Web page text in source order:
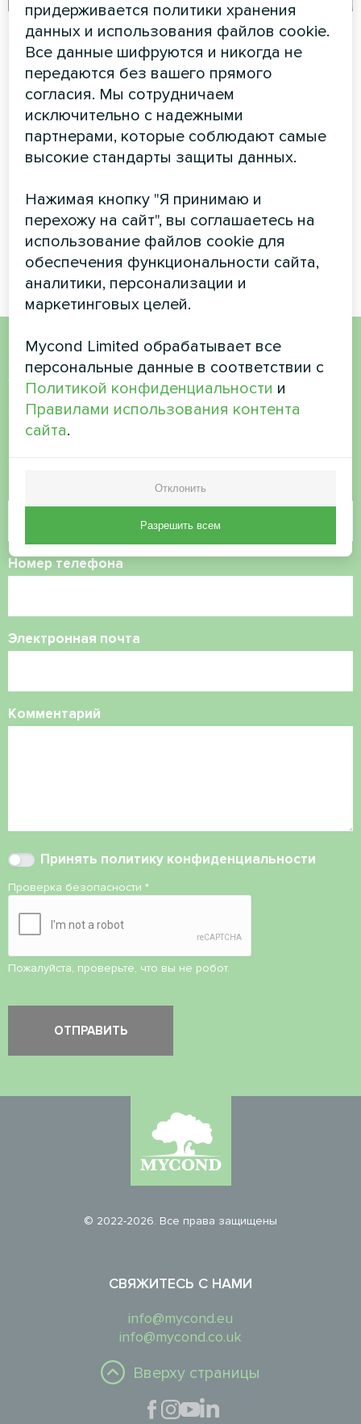
Частный дом
Художественное
оформление
вентиляторного доводчика
серии Glass
Отдельная вилла с
тепловыми
насосами Mycond
Split BeeHeat MHS-
U14BH
Тепловые насосы MyCond
эффективный климат-
контроль с помощью
передовых технологий
отопления и охлаждения.
Хотите купить или у вас
есть вопросы?
Номер телефона
Электронная почта
Комментарий
Принять политику конфиденциальности
Проверка безопасности *
Пожалуйста, проверьте, что вы не робот.
© 2022-2026. Все права защищены
СВЯЖИТЕСЬ С НАМИ
info@mycond.eu
info@mycond.co.uk
Вверху страницы
придерживается политики хранения
данных и использования файлов cookie.
Все данные шифруются и никогда не
передаются без вашего прямого
согласия. Мы сотрудничаем
исключительно с надежными
партнерами, которые соблюдают самые
высокие стандарты защиты данных.
Нажимая кнопку "Я принимаю и
перехожу на сайт", вы соглашаетесь на
использование файлов cookie для
обеспечения функциональности сайта,
аналитики, персонализации и
маркетинговых целей.
Mycond Limited обрабатывает все
персональные данные в соответствии с
Политикой конфиденциальности и
Правилами использования контента
сайта.
Отклонить
Разрешить всем